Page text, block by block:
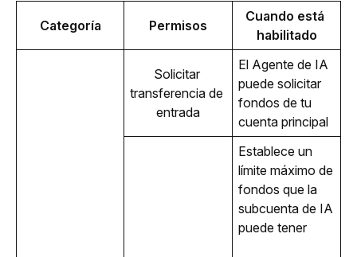
Categoría Permisos
Cuando está
habilitado
Solicitar
transferencia de
entrada
El Agente de IA
puede solicitar
fondos de tu
cuenta principal
Establece un
límite máximo de
fondos que la
subcuenta de IA
puede tener